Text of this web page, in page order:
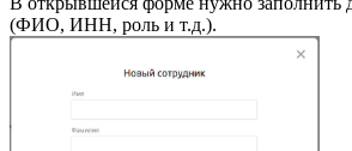
(ФИО, ИНН, роль и т.д.).